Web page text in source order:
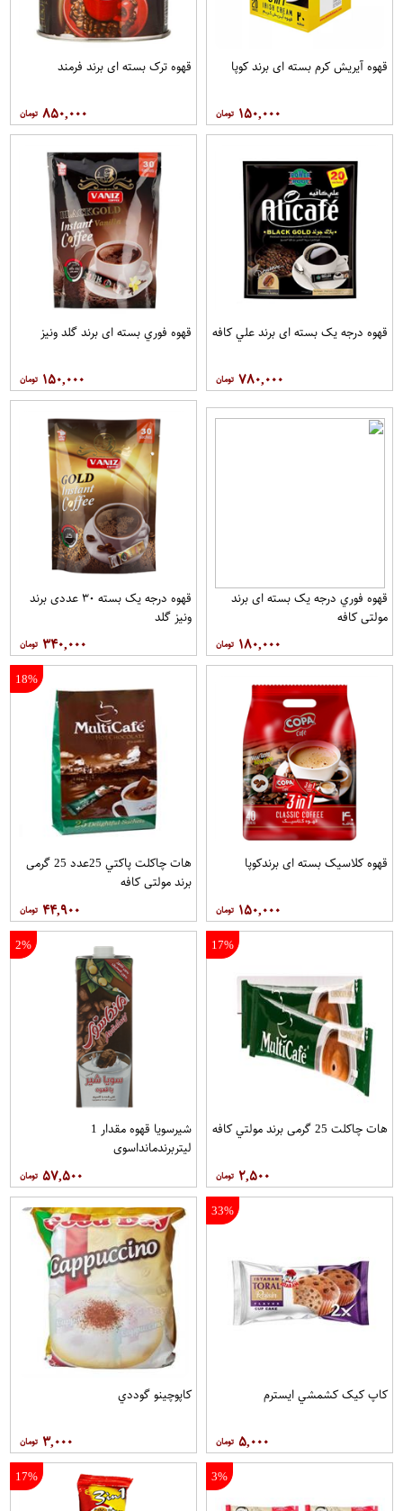
قهوه آيريش کرم بسته ای برند کوپا
۱۵۰,۰۰۰
قهوه ترک بسته ای برند فرمند
۸۵۰,۰۰۰
قهوه درجه یک بسته ای برند علي کافه
۷۸۰,۰۰۰
قهوه فوري بسته ای برند گلد ونيز
۱۵۰,۰۰۰
قهوه فوري درجه یک بسته ای برند
مولتي کافه
۱۸۰,۰۰۰
قهوه درجه یک بسته ۳۰ عددی برند
ونيز گلد
۳۴۰,۰۰۰
قهوه کلاسيک بسته ای برندکوپا
۱۵۰,۰۰۰
18%
هات چاکلت پاکتي 25عدد 25 گرمی
برند مولتي کافه
۴۴,۹۰۰
17%
هات چاکلت 25 گرمی برند مولتي کافه
۲,۵۰۰
2%
شیرسویا قهوه مقدار 1
لیتربرندمانداسوی
۵۷,۵۰۰
33%
کاپ کيک کشمشي ايسترم
۵,۰۰۰
کاپوچينو گوددي
۳,۰۰۰
3%
17%